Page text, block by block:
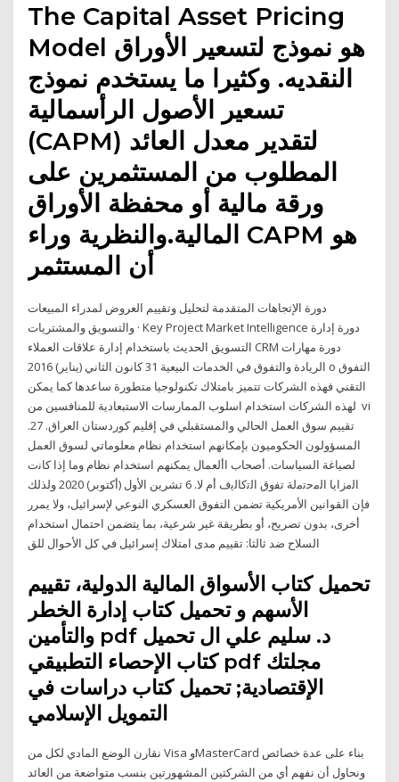
The Capital Asset Pricing
Model هو نموذج لتسعير الأوراق
النقديه. وكثيرا ما يستخدم نموذج
تسعير الأصول الرأسمالية
(CAPM) لتقدير معدل العائد
المطلوب من المستثمرين على
ورقة مالية أو محفظة الأوراق
المالية.والنظرية وراء CAPM هو
أن المستثمر
دورة الإتجاهات المتقدمة لتحليل وتقييم العروض لمدراء المبيعات
والتسويق والمشتريات · Key Project Market Intelligence دورة إدارة
التسويق الحديث باستخدام إدارة علاقات العملاء CRM دورة مهارات
الريادة والتفوق في الخدمات البيعية 31 كانون الثاني (يناير) 2016 o التفوق
التقني فهذه الشركات تتميز بامتلاك تكنولوجيا متطورة ساعدها كما يمكن
لهذه الشركات استخدام اسلوب الممارسات الاستبعادية للمنافسين من vi
تقييم سوق العمل الحالي والمستقبلي في إقليم كوردستان العراق. 27.
المسؤولون الحكوميون بإمكانهم استخدام نظام معلوماتي لسوق العمل
لصياغة السياسات. أصحاب األعمال يمكنهم استخدام نظام وﻣﺎ إذا ﮐﺎﻧت
اﻟﻣزاﯾﺎ اﻟﻣﺣﺗﻣﻟﺔ ﺗﻔوق اﻟﺗﮐﺎﻟﯾف أم ﻻ. 6 تشرين الأول (أكتوبر) 2020 ولذلك
فإن القوانين الأمريكية تضمن التفوق العسكري النوعي لإسرائيل، ولا يمرر
أخرى، بدون تصريح، أو بطريقة غير شرعية، بما يتضمن احتمال استخدام
السلاح ضد ثالثا: تقييم مدى امتلاك إسرائيل في كل الأحوال للق
تحميل كتاب الأسواق المالية الدولية، تقييم
الأسهم و تحميل كتاب إدارة الخطر
والتأمين pdf د. سليم علي ال تحميل
كتاب الإحصاء التطبيقي pdf مجلتك
الإقتصادية; تحميل كتاب دراسات في
التمويل الإسلامي
نقارن الوضع المادي لكل من Visa وMasterCard بناء على عدة خصائص
ونحاول أن نفهم أي من الشركتين المشهورتين بنسب متواضعة من العائد